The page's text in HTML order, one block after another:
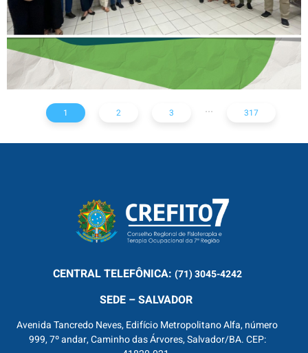
1 2 3 ... 317
CENTRALTELEFÔNICA: (71) 3045-4242
SEDE – SALVADOR
Avenida Tancredo Neves, Edifício Metropolitano Alfa, número
999, 7º andar, Caminho das Árvores, Salvador/BA. CEP: